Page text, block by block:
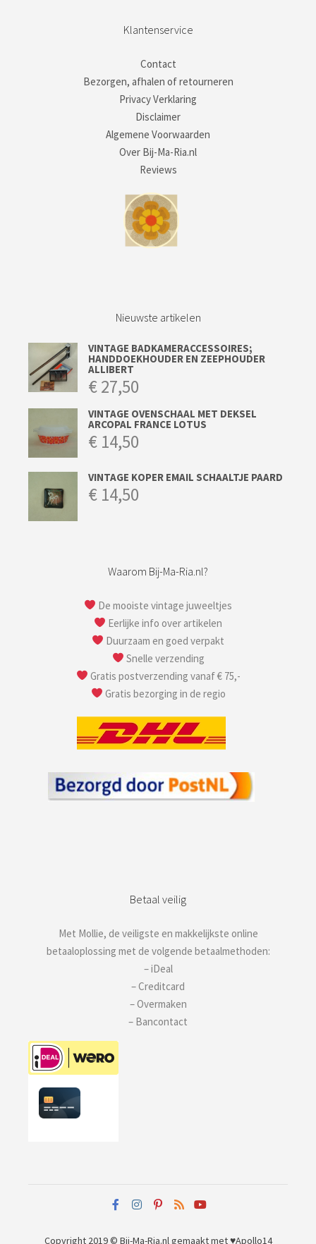
Klantenservice
Contact
Bezorgen, afhalen of retourneren
Privacy Verklaring
Disclaimer
Algemene Voorwaarden
Over Bij-Ma-Ria.nl
Reviews
Nieuwste artikelen
VINTAGE BADKAMERACCESSOIRES;
HANDDOEKHOUDER EN ZEEPHOUDER
ALLIBERT
€27,50
VINTAGE OVENSCHAAL MET DEKSEL
ARCOPAL FRANCE LOTUS
€ 14,50
VINTAGE KOPER EMAIL SCHAALTJE PAARD
€ 14,50
Waarom Bij-Ma-Ria.nl?
De mooiste vintage juweeltjes
Eerlijke info over artikelen
Duurzaam en goed verpakt
Snelle verzending
Gratis postverzending vanaf € 75,-
Gratis bezorging in de regio
Betaal veilig
Met Mollie, de veiligste en makkelijkste online
betaaloplossing met de volgende betaalmethoden:
– iDeal
– Creditcard
– Overmaken
– Bancontact
Copyright 2019 © Bij-Ma-Ria.nlgemaakt met ♥Apollo14